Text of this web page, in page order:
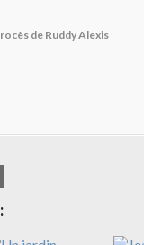
de Ruddy Alexis